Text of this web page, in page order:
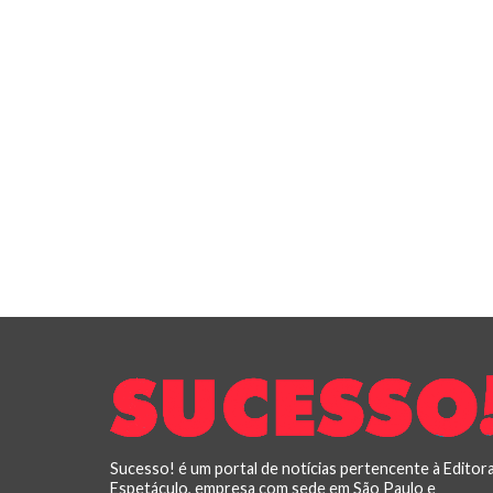
Sucesso! é um portal de notícias pertencente à
Espetáculo, empresa com sede em São Paulo e